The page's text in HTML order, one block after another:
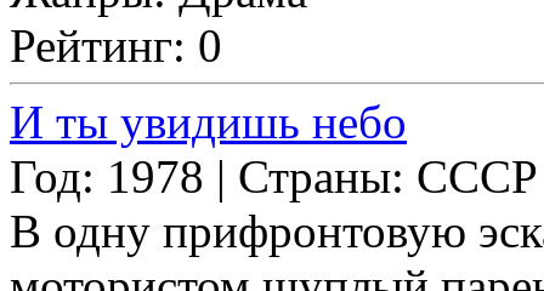
Рейтинг: 0
И ты увидишь небо
Год: 1978 | Страны: СССР
В одну прифронтовую